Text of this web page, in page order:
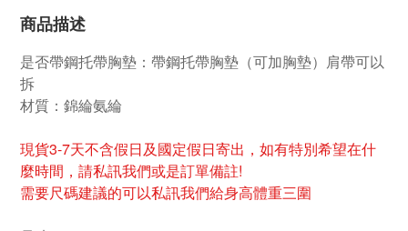
商品描述
是否帶鋼托帶胸墊：帶鋼托帶胸墊（可加胸墊）肩帶可以
拆
材質：錦綸氨綸
現貨3-7天不含假日及國定假日寄出，如有特別希望在什
麼時間，請私訊我們或是訂單備註!
需要尺碼建議的可以私訊我們給身高體重三圍